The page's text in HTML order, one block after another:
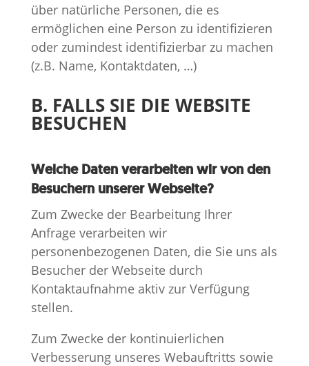
über natürliche Personen, die es
ermöglichen eine Person zu identifizieren
oder zumindest identifizierbar zu machen
(z.B. Name, Kontaktdaten, …)
B. FALLS SIE DIE WEBSITE
BESUCHEN
Welche Daten verarbeiten wir von den
Besuchern unserer Webseite?
Zum Zwecke der Bearbeitung Ihrer
Anfrage verarbeiten wir
personenbezogenen Daten, die Sie uns als
Besucher der Webseite durch
Kontaktaufnahme aktiv zur Verfügung
stellen.
Zum Zwecke der kontinuierlichen
Verbesserung unseres Webauftritts sowie